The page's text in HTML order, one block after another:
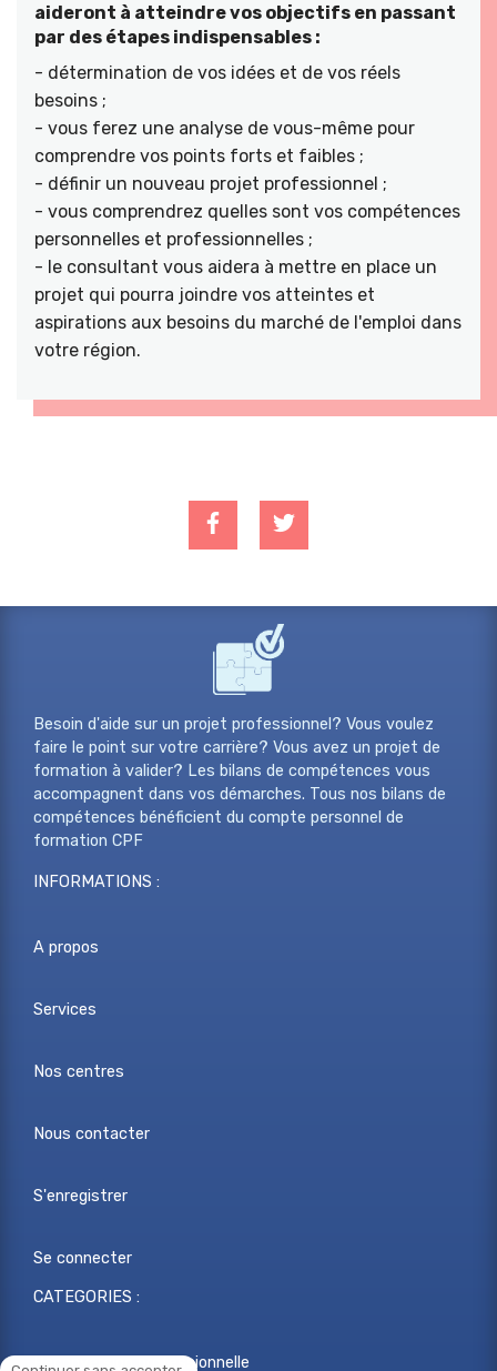
aideront à atteindre vos objectifs en passant
par des étapes indispensables :
- détermination de vos idées et de vos réels
besoins ;
- vous ferez une analyse de vous-même pour
comprendre vos points forts et faibles ;
- définir un nouveau projet professionnel ;
- vous comprendrez quelles sont vos compétences
personnelles et professionnelles ;
- le consultant vous aidera à mettre en place un
projet qui pourra joindre vos atteintes et
aspirations aux besoins du marché de l'emploi dans
votre région.
Besoin d'aide sur un projet professionnel? Vous voulez
faire le point sur votre carrière? Vous avez un projet de
formation à valider? Les bilans de compétences vous
accompagnent dans vos démarches. Tous nos bilans de
compétences bénéficient du compte personnel de
formation CPF
INFORMATIONS :
A propos
Services
Nos centres
Nous contacter
S'enregistrer
Se connecter
CATEGORIES :
Reconversion professionnelle